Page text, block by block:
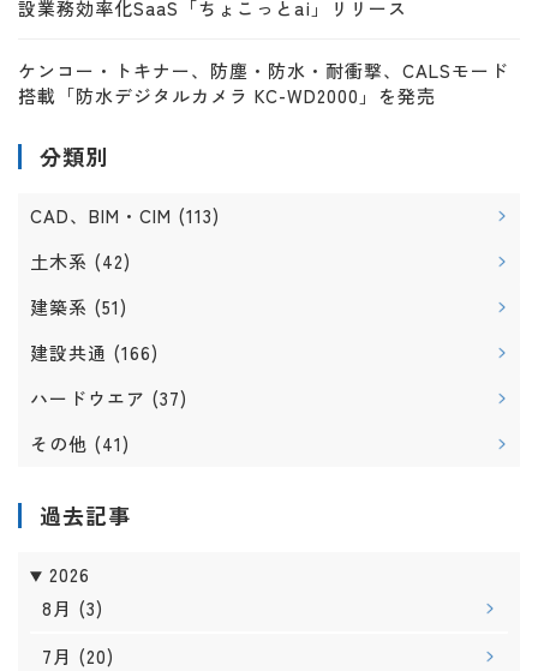
設業務効率化SaaS「ちょこっとai」リリース
ケンコー・トキナー、防塵・防水・耐衝撃、CALSモード
搭載「防水デジタルカメラ KC-WD2000」を発売
分類別
CAD、BIM・CIM (113)
土木系 (42)
建築系 (51)
建設共通 (166)
ハードウエア (37)
その他 (41)
過去記事
2026
8月 (3)
7月 (20)